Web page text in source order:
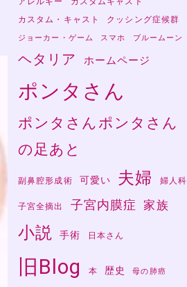
カスタム・キャスト
クッシング症候群
ジョーカー・ゲーム スマホ ブルームーン
ヘタリア ホームページ
ポンタさん
ポンタさんポンタさん
の足あと
副鼻腔形成術 可愛い 夫婦 婦人科
子宮全摘出 子宮内膜症 家族
小説 手術 日本さん
旧Blog 本 歴史 母の肺癌